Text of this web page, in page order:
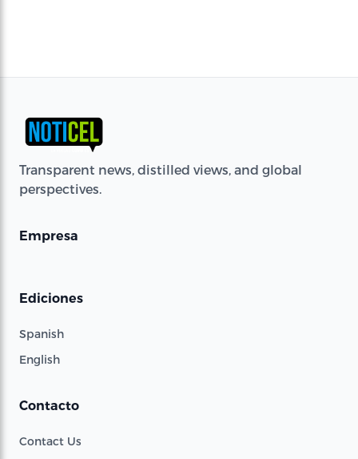
Transparent news, distilled views, and global
perspectives.
Empresa
Ediciones
Spanish
English
Contacto
Contact Us